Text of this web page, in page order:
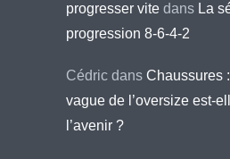
progresser vite dans La
progression 8-6-4-2
Cédric dans Chaussures
vague de l’oversize est-
l’avenir ?